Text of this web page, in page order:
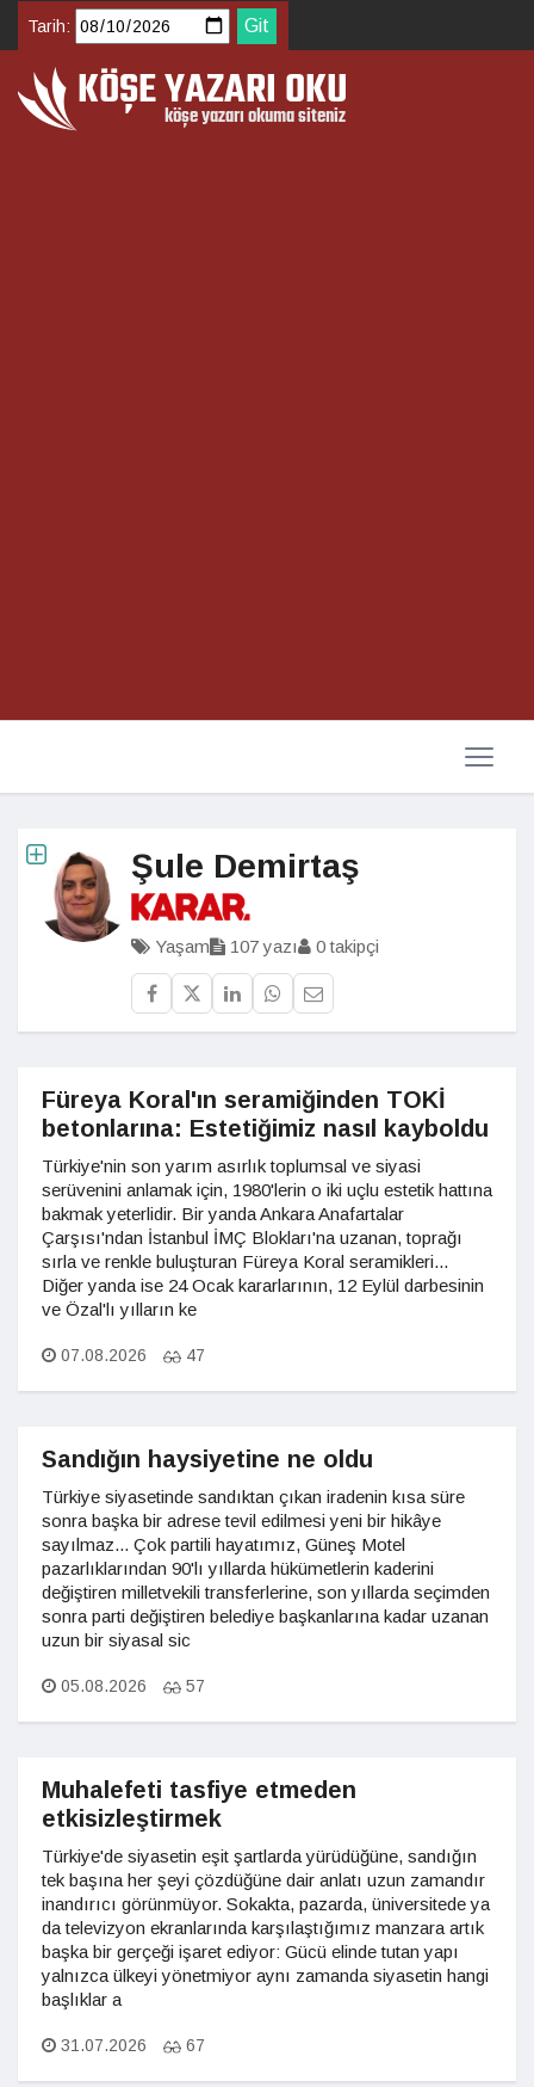
Tarih:
Şule Demirtaş
Yaşam 107 yazı 0 takipçi
Füreya Koral'ın seramiğinden TOKİ
betonlarına: Estetiğimiz nasıl kayboldu
Türkiye'nin son yarım asırlık toplumsal ve siyasi
serüvenini anlamak için, 1980'lerin o iki uçlu estetik hattına
bakmak yeterlidir. Bir yanda Ankara Anafartalar
Çarşısı'ndan İstanbul İMÇ Blokları'na uzanan, toprağı
sırla ve renkle buluşturan Füreya Koral seramikleri...
Diğer yanda ise 24 Ocak kararlarının, 12 Eylül darbesinin
ve Özal'lı yılların ke
07.08.2026 47
Sandığın haysiyetine ne oldu
Türkiye siyasetinde sandıktan çıkan iradenin kısa süre
sonra başka bir adrese tevil edilmesi yeni bir hikâye
sayılmaz... Çok partili hayatımız, Güneş Motel
pazarlıklarından 90'lı yıllarda hükümetlerin kaderini
değiştiren milletvekili transferlerine, son yıllarda seçimden
sonra parti değiştiren belediye başkanlarına kadar uzanan
uzun bir siyasal sic
05.08.2026 57
Muhalefeti tasfiye etmeden
etkisizleştirmek
Türkiye'de siyasetin eşit şartlarda yürüdüğüne, sandığın
tek başına her şeyi çözdüğüne dair anlatı uzun zamandır
inandırıcı görünmüyor. Sokakta, pazarda, üniversitede ya
da televizyon ekranlarında karşılaştığımız manzara artık
başka bir gerçeği işaret ediyor: Gücü elinde tutan yapı
yalnızca ülkeyi yönetmiyor aynı zamanda siyasetin hangi
başlıklar a
31.07.2026 67